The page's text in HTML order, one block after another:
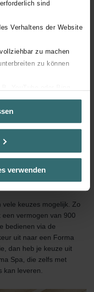
sind
Verhaltens der Website
zu machen
zu können
erhalten
der Kategorie
ein, dass wir Ihren
um Ihnen die
und Ihnen
de confidentialité
Zásady ochrany
données
verwenden
keuzes mogelijk. Zo
vermogen van 900
bedienen via de
uit naar een Forma
dan heb je keuze uit
Spa, die zelfs met
leveren.